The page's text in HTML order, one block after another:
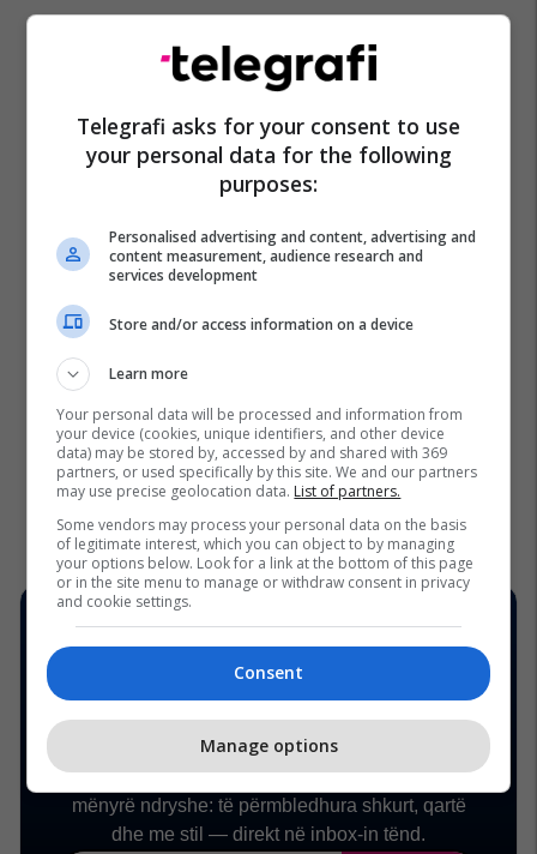
Telegrafi asks for your consent to use
your personal data for the following
purposes:
Personalised advertising and content, advertising and
content measurement, audience research and
services development
Store and/or access information on a device
Learn more
Your personal data will be processed and information from
your device (cookies, unique identifiers, and other device
data) may be stored by, accessed by and shared with 369
partners, or used specifically by this site. We and our partners
may use precise geolocation data. List of partners.
Some vendors may process your personal data on the basis
of legitimate interest, which you can object to by managing
your options below. Look for a link at the bottom of this page
or in the site menu to manage or withdraw consent in privacy
and cookie settings.
Consent
Manage options